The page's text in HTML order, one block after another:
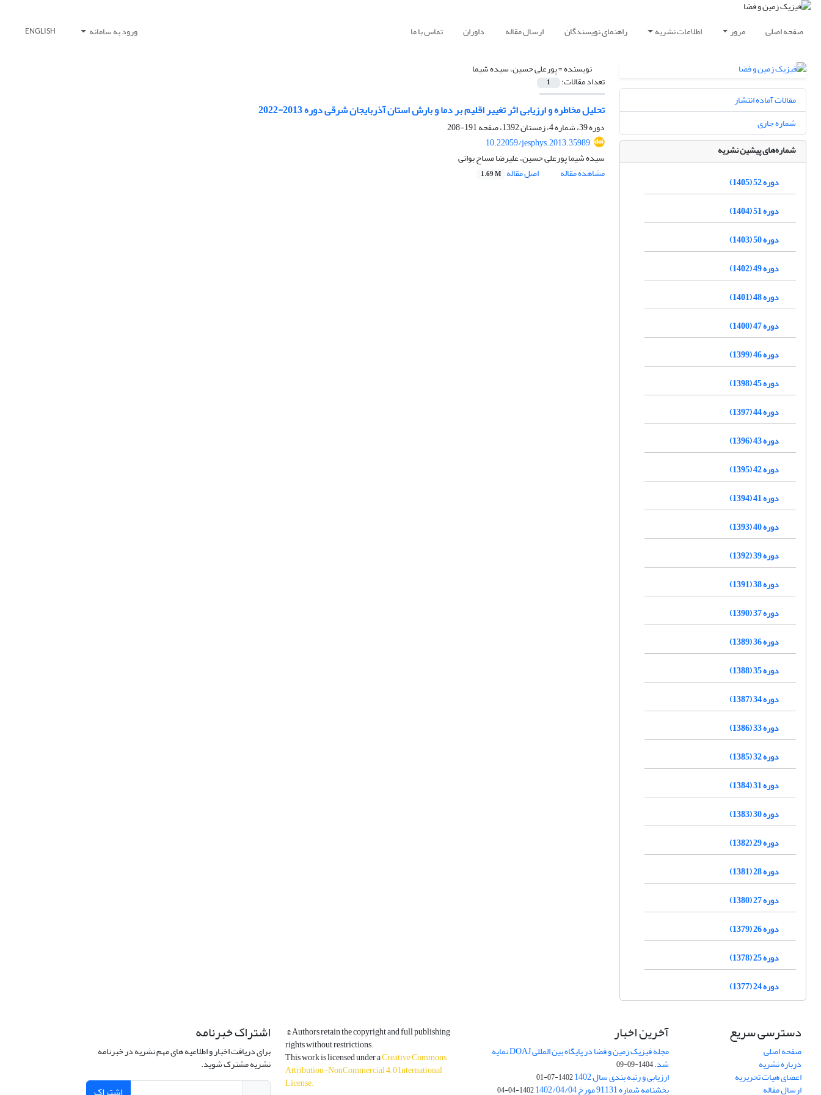
صفحه اصلی مرور اطلاعات نشریه راهنمای نویسندگان ارسال مقاله داوران تماس با ما ورود به سامانه ENGLISH
نویسنده =پورعلی حسین، سیده شیما
تعداد مقالات: 1
تحلیل مخاطره و ارزیابی اثر تغییر اقلیم بر دما و بارش استان آذربایجان شرقی دوره 2013-2022
دوره 39، شماره 4، زمستان 1392، صفحه
191-208
10.22059/jesphys.2013.35989
سیده شیما پورعلی حسین، علیرضا مساح بوانی
مشاهده مقاله
اصل مقاله 1.69 M
مقالات آماده انتشار
شماره جاری
شماره‌های پیشین نشریه
دوره 52 (1405)
دوره 51 (1404)
دوره 50 (1403)
دوره 49 (1402)
دوره 48 (1401)
دوره 47 (1400)
دوره 46 (1399)
دوره 45 (1398)
دوره 44 (1397)
دوره 43 (1396)
دوره 42 (1395)
دوره 41 (1394)
دوره 40 (1393)
دوره 39 (1392)
دوره 38 (1391)
دوره 37 (1390)
دوره 36 (1389)
دوره 35 (1388)
دوره 34 (1387)
دوره 33 (1386)
دوره 32 (1385)
دوره 31 (1384)
دوره 30 (1383)
دوره 29 (1382)
دوره 28 (1381)
دوره 27 (1380)
دوره 26 (1379)
دوره 25 (1378)
دوره 24 (1377)
دسترسی سریع
صفحه اصلی
درباره نشریه
اعضای هیات تحریریه
ارسال مقاله
آخرین اخبار
مجله فیزیک زمین و فضا در پایگاه بین المللی DOAJ نمایه
شد.1404-09-09
ارزیابی و رتبه بندی سال 1402 1402-07-01
بخشنامه شماره 91131 مورخ 1402/04/04 1402-04-04
© Authors retain the copyright and full publishing
rights without restrictions.
This work is licensed under aCreative Commons
Attribution-NonCommercial 4.0 International
License.
اشتراک خبرنامه
برای دریافت اخبار و اطلاعیه های مهم نشریه در خبرنامه
نشریه مشترک شوید.